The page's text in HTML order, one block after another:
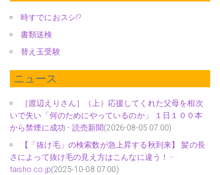
時すでにおスシ!?
書類送検
替え玉受験
ニュース
［渡辺えりさん］（上）応援してくれた父母を相次
いで失い「何のためにやっているのか」 １日１００本
から禁煙に成功 - 読売新聞(2026-08-05 07:00)
【「抜け毛」の検索数が急上昇する秋到来】 髪の長
さによって抜け毛の見え方はこんなに違う！ -
taisho.co.jp(2025-10-08 07:00)